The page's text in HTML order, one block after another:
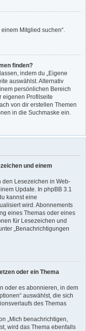
Mitglied suchen“.
finden?
indem du „Eigene
auswählst. Alternativ
persönlichen Bereich
eigenen Profilseite
von dir erstellen Themen
in die Suchmaske ein.
und einem
den Lesezeichen in Web-
Update. In phpBB 3.1
kannst eine
wird. Abonnements
eines Themas oder eines
für Lesezeichen und
„Benachrichtigungen
oder ein Thema
oder es abonnieren, in dem
auswählst, die sich
des Themas
„Mich benachrichtigen,
wird das Thema ebenfalls